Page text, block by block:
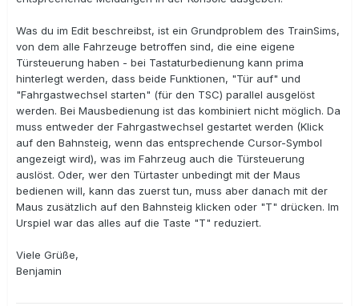
Was du im Edit beschreibst, ist ein Grundproblem des TrainSims,
von dem alle Fahrzeuge betroffen sind, die eine eigene
Türsteuerung haben - bei Tastaturbedienung kann prima
hinterlegt werden, dass beide Funktionen, "Tür auf" und
"Fahrgastwechsel starten" (für den TSC) parallel ausgelöst
werden. Bei Mausbedienung ist das kombiniert nicht möglich. Da
muss entweder der Fahrgastwechsel gestartet werden (Klick
auf den Bahnsteig, wenn das entsprechende Cursor-Symbol
angezeigt wird), was im Fahrzeug auch die Türsteuerung
auslöst. Oder, wer den Türtaster unbedingt mit der Maus
bedienen will, kann das zuerst tun, muss aber danach mit der
Maus zusätzlich auf den Bahnsteig klicken oder "T" drücken. Im
Urspiel war das alles auf die Taste "T" reduziert.
Viele Grüße,
Benjamin